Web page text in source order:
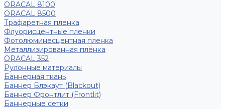
ORACAL 8100
ORACAL 8500
Трафаретная пленка
Флуорисцентные пленки
Фотолюминесцентная пленка
Металлизированная плёнка
ORACAL 352
Рулонные материалы
Баннерная ткань
Баннер Блэкаут (Blackout)
Баннер Фронтлит (Frontlit)
Баннерные сетки